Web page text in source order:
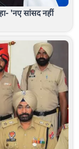
'नए सांसद नहीं